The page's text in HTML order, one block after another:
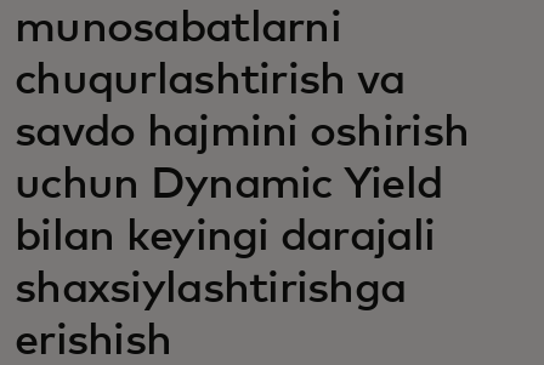
munosabatlarni
chuqurlashtirish va
savdo hajmini oshirish
uchun Dynamic Yield
bilan keyingi darajali
shaxsiylashtirishga
erishish